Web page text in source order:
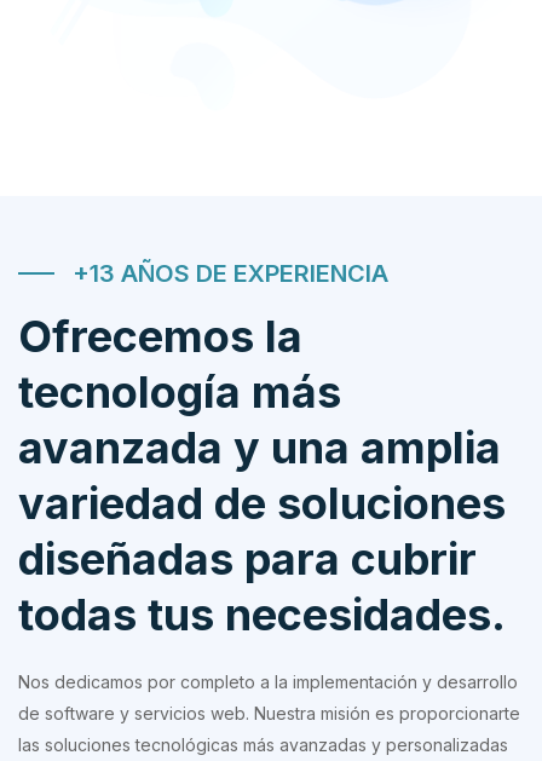
+13 AÑOS DE EXPERIENCIA
Ofrecemos la
tecnología más
avanzada y una amplia
variedad de soluciones
diseñadas para cubrir
todas tus necesidades.
Nos dedicamos por completo a la implementación y desarrollo
de software y servicios web. Nuestra misión es proporcionarte
las soluciones tecnológicas más avanzadas y personalizadas